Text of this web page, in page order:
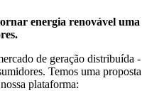
energia renovável uma
de geração distribuída -
Temos uma proposta
plataforma: